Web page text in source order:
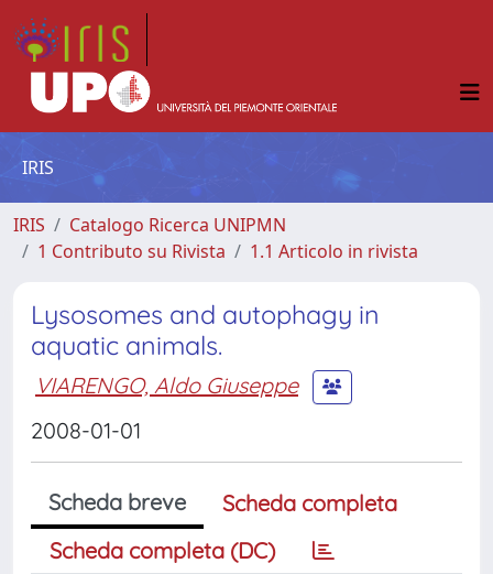
IRIS
IRIS
Catalogo Ricerca UNIPMN
1 Contributo su Rivista
1.1 Articolo in rivista
Lysosomes and autophagy in
aquatic animals.
VIARENGO, Aldo Giuseppe
2008-01-01
Scheda breve
Scheda completa
Scheda completa (DC)